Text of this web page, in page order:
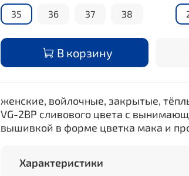
35
36 37 38
В корзину
женские, войлочные, закрытые,
VG-2BP сливового цвета с
вышивкой в форме цветка мака и
Характеристики